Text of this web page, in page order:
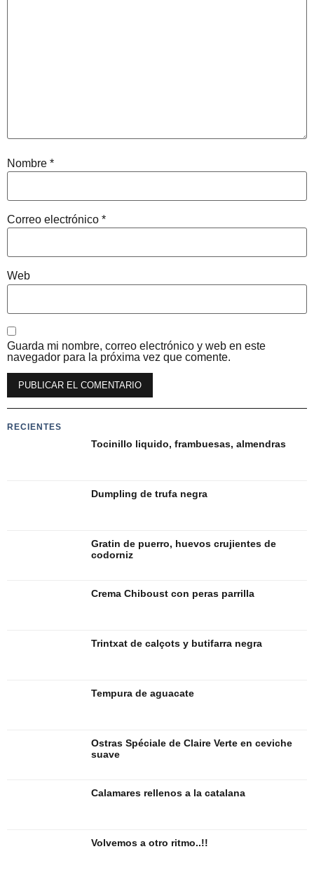
Nombre *
Correo electrónico *
Web
Guarda mi nombre, correo electrónico y web en este
navegador para la próxima vez que comente.
RECIENTES
Tocinillo liquido, frambuesas, almendras
Dumpling de trufa negra
Gratin de puerro, huevos crujientes de
codorniz
Crema Chiboust con peras parrilla
Trintxat de calçots y butifarra negra
Tempura de aguacate
Ostras Spéciale de Claire Verte en ceviche
suave
Calamares rellenos a la catalana
Volvemos a otro ritmo..!!